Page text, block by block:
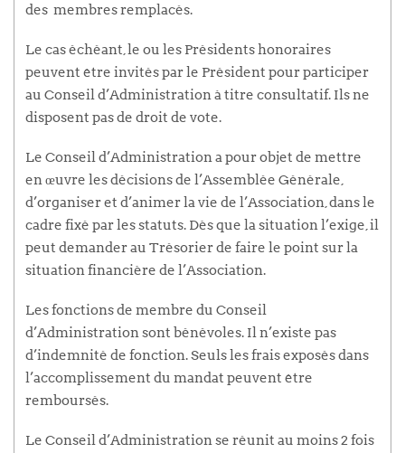
des membres remplacés.
Le cas échéant, le ou les Présidents honoraires
peuvent être invités par le Président pour participer
au Conseil d’Administration à titre consultatif. Ils ne
disposent pas de droit de vote.
Le Conseil d’Administration a pour objet de mettre
en œuvre les décisions de l’Assemblée Générale,
d’organiser et d’animer la vie de l’Association, dans le
cadre fixé par les statuts. Dès que la situation l’exige, il
peut demander au Trésorier de faire le point sur la
situation financière de l’Association.
Les fonctions de membre du Conseil
d’Administration sont bénévoles. Il n’existe pas
d’indemnité de fonction. Seuls les frais exposés dans
l’accomplissement du mandat peuvent être
remboursés.
Le Conseil d’Administration se réunit au moins 2 fois